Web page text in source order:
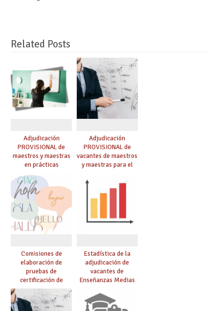
Related Posts
Adjudicación
PROVISIONAL de
maestros y maestras
en prácticas
Adjudicación
PROVISIONAL de
vacantes de maestros
y maestras para el
Comisiones de
elaboración de
pruebas de
certificación de
competencia
lingüística: publicada
resolución definitiva
Estadística de la
adjudicación de
vacantes de
Enseñanzas Medias